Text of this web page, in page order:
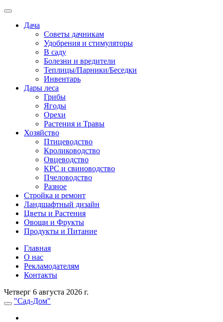
Дача
Советы дачникам
Удобрения и стимуляторы
В саду
Болезни и вредители
Теплицы/Парники/Беседки
Инвентарь
Дары леса
Грибы
Ягоды
Орехи
Растения и Травы
Хозяйство
Птицеводство
Кролиководство
Овцеводство
КРС и свиноводство
Пчеловодство
Разное
Стройка и ремонт
Ландшафтный дизайн
Цветы и Растения
Овощи и Фрукты
Продукты и Питание
Главная
О нас
Рекламодателям
Контакты
Четверг 6 августа 2026 г.
"Сад-Дом"